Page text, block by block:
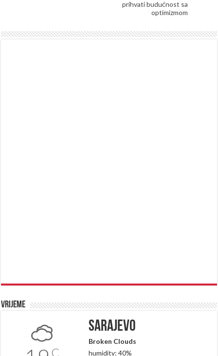
prihvati budućnost sa
optimizmom
Vrijeme
C
Sarajevo
Broken Clouds
humidity: 40%